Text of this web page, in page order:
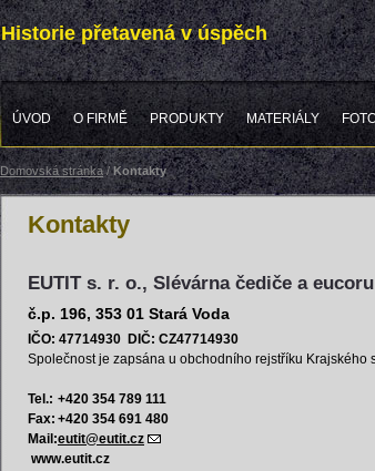
Historie přetavená v úspěch
ÚVOD O FIRMĚ PRODUKTY MATERIÁLY
Domovská stránka/Kontakty
Kontakty
EUTIT s. r. o., Slévárna čediče a eucoru
č.p. 196, 353 01 Stará Voda
IČO: 47714930 DIČ: CZ47714930
Společnost je zapsána u obchodního rejstříku Krajského
Tel.:
Fax:
Mail:
+420 354 789 111
+420 354 691 480
eutit@eutit.cz
www.eutit.cz